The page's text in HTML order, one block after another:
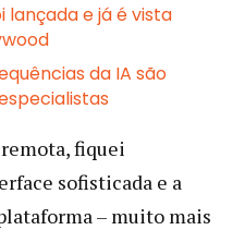
lançada e já é vista
da IA são
fiquei
sofisticada e a
– muito mais